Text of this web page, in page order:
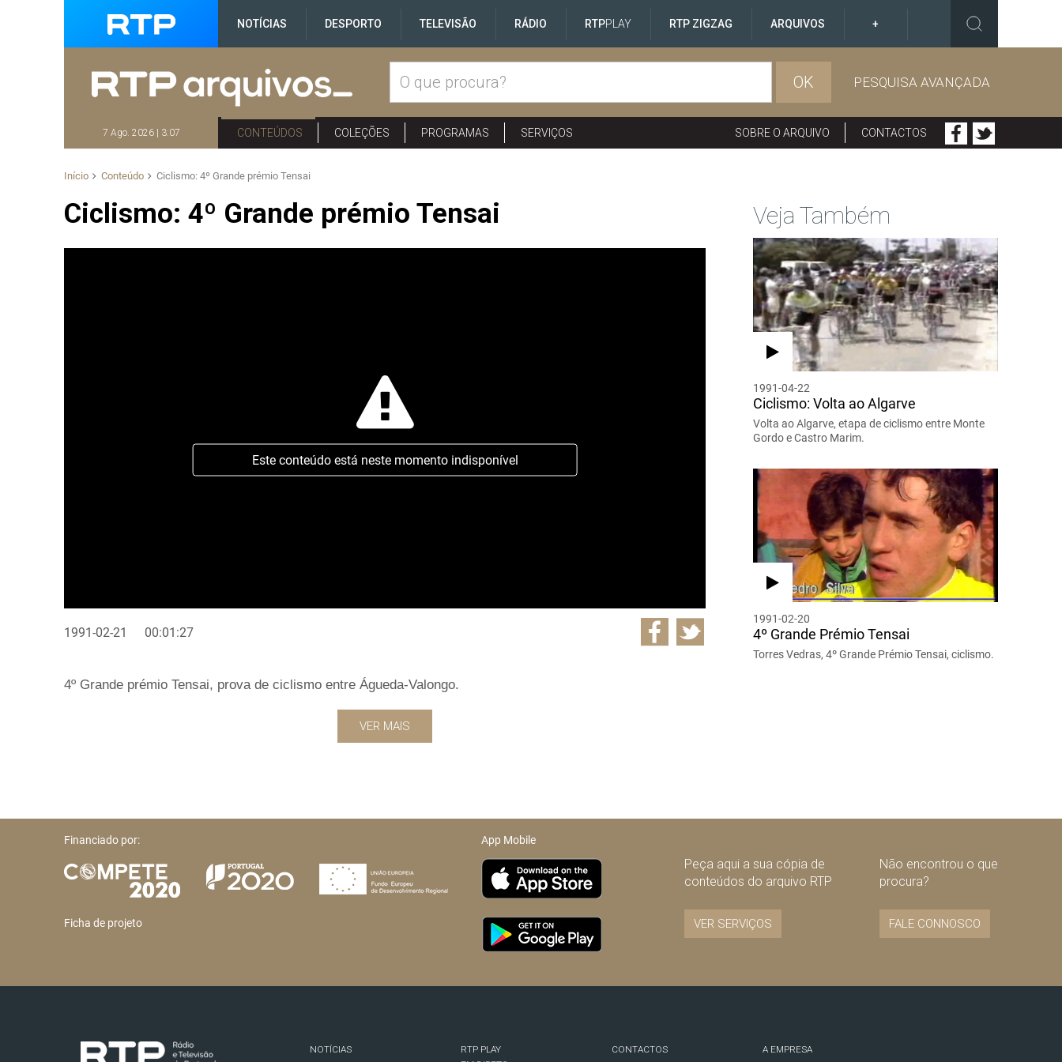
NOTÍCIAS DESPORTO TELEVISÃO RÁDIO RTPPLAY RTP ZIGZAG ARQUIVOS +
OK PESQUISA AVANÇADA
7 Ago. 2026 | 3:07 CONTEÚDOS COLEÇÕES PROGRAMAS SERVIÇOS SOBRE O ARQUIVO CONTACTOS
Início Conteúdo Ciclismo: 4º Grande prémio Tensai
Ciclismo: 4º Grande prémio Tensai
Este conteúdo está neste momento indisponível
1991-02-21 00:01:27
4º Grande prémio Tensai, prova de ciclismo entre Águeda-Valongo.
VER MAIS
Veja Também
1991-04-22
Ciclismo: Volta ao Algarve
Volta ao Algarve, etapa de ciclismo entre Monte
Gordo e Castro Marim.
1991-02-20
4º Grande Prémio Tensai
Torres Vedras, 4º Grande Prémio Tensai, ciclismo.
Financiado por:
Ficha de projeto
App Mobile
Peça aqui a sua cópia de
conteúdos do arquivo RTP
VER SERVIÇOS
Não encontrou o que
procura?
FALE CONNOSCO
NOTÍCIAS
RTP PLAY
CONTACTOS
A EMPRESA